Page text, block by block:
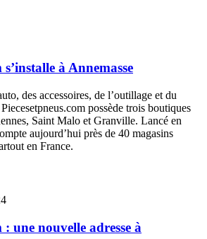
s’installe à Annemasse
des accessoires, de l’outillage et du
possède trois boutiques
Saint Malo et Granville. Lancé en
aujourd’hui près de 40 magasins
en France.
: une nouvelle adresse à